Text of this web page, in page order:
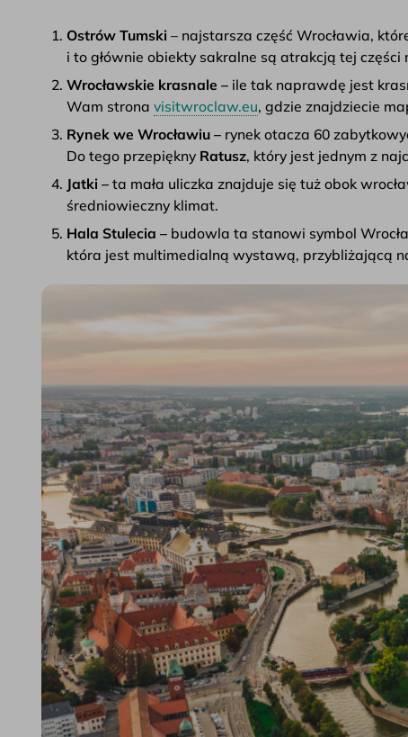
Ostrów Tumski – najstarsza część Wrocławia,
i to głównie obiekty sakralne są atrakcją tej części
Wrocławskie krasnale – ile tak naprawdę jest
Wam strona visitwroclaw.eu, gdzie znajdziecie
Rynek we Wrocławiu – rynek otacza 60
Do tego przepiękny Ratusz, który jest jednym z
Jatki – ta mała uliczka znajduje się tuż obok
średniowieczny klimat.
Hala Stulecia – budowla ta stanowi symbol
która jest multimedialną wystawą, przybliżającą